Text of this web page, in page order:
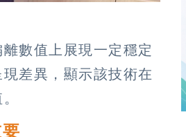
數值上展現一定穩定
差異，顯示該技術在